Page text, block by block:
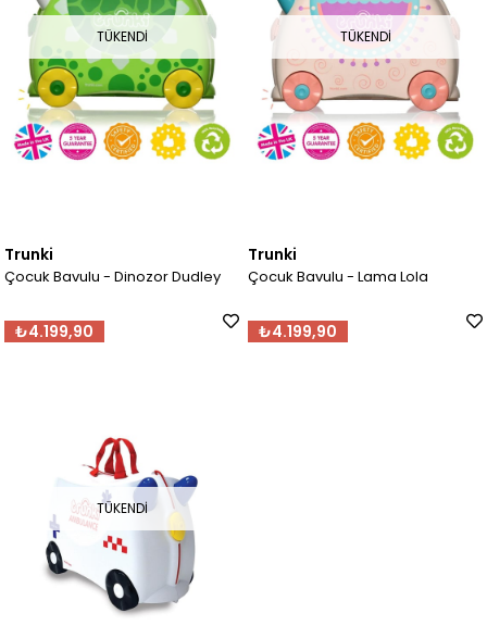
TÜKENDI
Trunki
Çocuk Bavulu - Dinozor Dudley
₺4.199,90
TÜKENDI
Trunki
Çocuk Bavulu - Lama Lola
₺4.199,90
TÜKENDI